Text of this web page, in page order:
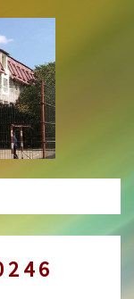
2 4 6